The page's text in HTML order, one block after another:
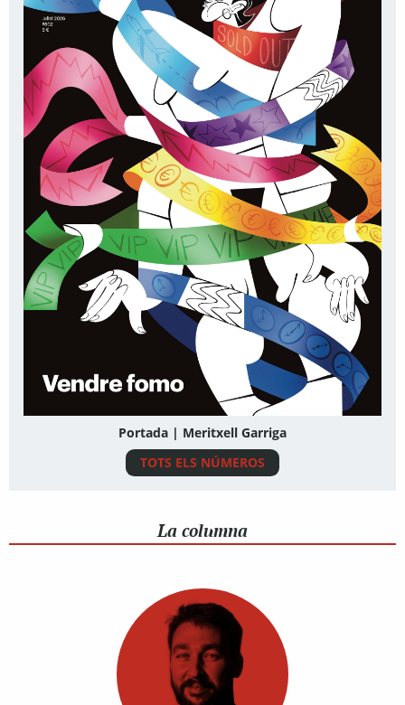
Portada | Meritxell Garriga
TOTS ELS NÚMEROS
La columna